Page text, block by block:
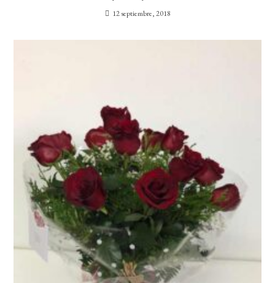
12 septiembre, 2018